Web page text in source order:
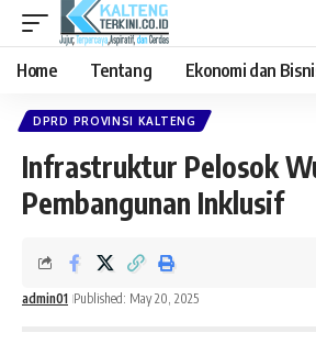
Home Tentang Ekonomi dan
DPRD PROVINSI KALTENG
Infrastruktur Pelosok
Pembangunan Inklusif
admin01 Published: May 20, 2025